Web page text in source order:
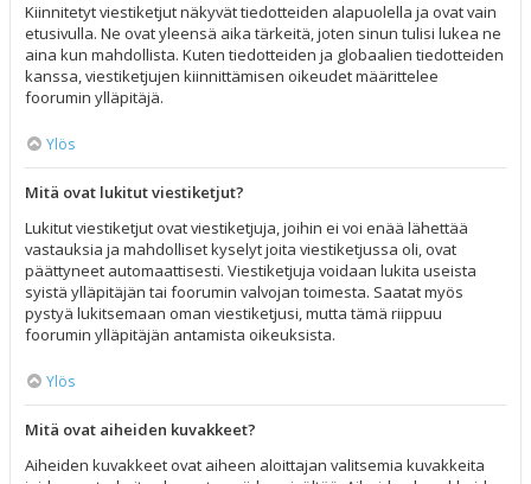
Kiinnitetyt viestiketjut näkyvät tiedotteiden alapuolella ja ovat vain
etusivulla. Ne ovat yleensä aika tärkeitä, joten sinun tulisi lukea ne
aina kun mahdollista. Kuten tiedotteiden ja globaalien tiedotteiden
kanssa, viestiketjujen kiinnittämisen oikeudet määrittelee
foorumin ylläpitäjä.
Ylös
Mitä ovat lukitut viestiketjut?
Lukitut viestiketjut ovat viestiketjuja, joihin ei voi enää lähettää
vastauksia ja mahdolliset kyselyt joita viestiketjussa oli, ovat
päättyneet automaattisesti. Viestiketjuja voidaan lukita useista
syistä ylläpitäjän tai foorumin valvojan toimesta. Saatat myös
pystyä lukitsemaan oman viestiketjusi, mutta tämä riippuu
foorumin ylläpitäjän antamista oikeuksista.
Ylös
Mitä ovat aiheiden kuvakkeet?
Aiheiden kuvakkeet ovat aiheen aloittajan valitsemia kuvakkeita